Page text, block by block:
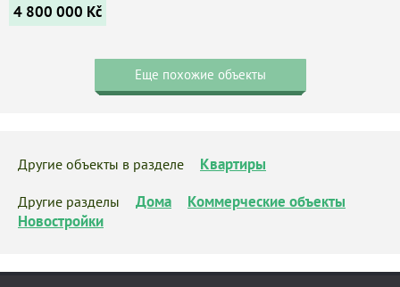
4 800 000 Kč
Еще похожие объекты
Другие объекты в разделе Квартиры
Другие разделы Дома
Коммерческие объекты
Новостройки